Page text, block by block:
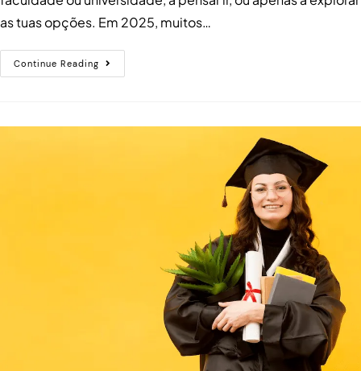
as tuas opções. Em 2025, muitos…
Continue Reading